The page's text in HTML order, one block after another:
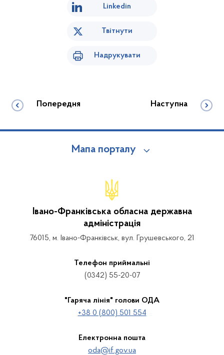
Linkedin
Твітнути
Надрукувати
Попередня Наступна
Мапа порталу
Івано-Франківська обласна державна
адміністрація
76015, м. Івано-Франківськ, вул. Грушевського, 21
Телефон приймальні
(0342) 55-20-07
"Гаряча лінія" голови ОДА
+38 0 (800) 501 554
Електронна пошта
oda@if.gov.ua